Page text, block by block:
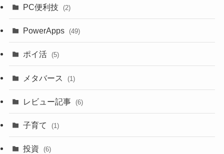
PC便利技 (2)
PowerApps (49)
ポイ活 (5)
メタバース (1)
レビュー記事 (6)
子育て (1)
投資 (6)